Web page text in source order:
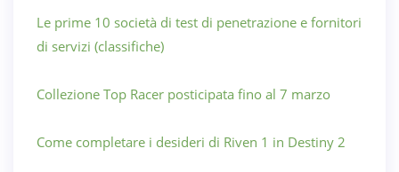
Le prime 10 società di test di penetrazione e fornitori
di servizi (classifiche)
Collezione Top Racer posticipata fino al 7 marzo
Come completare i desideri di Riven 1 in Destiny 2